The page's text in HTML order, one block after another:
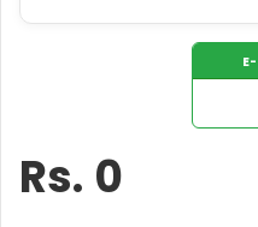
Rs. 0